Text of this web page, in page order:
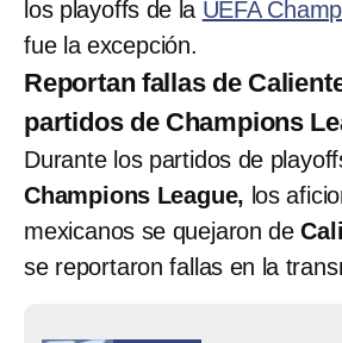
los playoffs de la UEFA
fue la excepción.
Reportan fallas de
partidos de Champions
Durante los partidos de
Champions League, los
mexicanos se quejaron de
se reportaron fallas en la